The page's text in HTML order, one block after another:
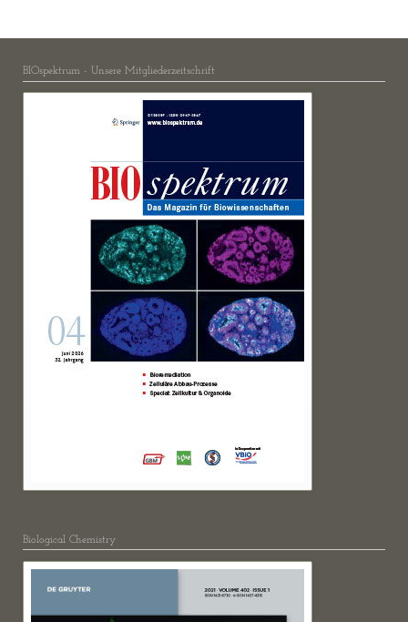
BIOspektrum - Unsere Mitgliederzeitschrift
Biological Chemistry